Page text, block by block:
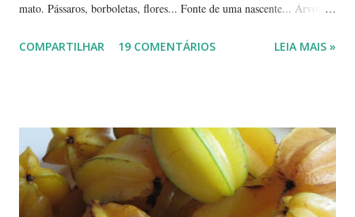
mato. Pássaros, borboletas, flores... Fonte de uma nascente... Árvores
e cores... Picão*... Mais flores... Muitas plantas, capim, pedras... Um
de passeios no mato, em pleno cerrado, observando as pequenas coisas
à nossa volta, tão importantes mas às vezes tão esquecidas. Vamos
aproveitar as férias para curtir a natureza? ... ----------------------- ....
A moça que aparece na...
COMPARTILHAR 19 COMENTÁRIOS LEIA MAIS »